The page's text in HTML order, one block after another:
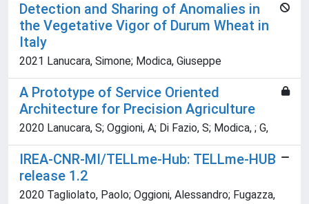
Detection and Sharing of Anomalies in
the Vegetative Vigor of Durum Wheat in
Italy
2021 Lanucara, Simone; Modica, Giuseppe
A Prototype of Service Oriented
Architecture for Precision Agriculture
2020 Lanucara, S; Oggioni, A; Di Fazio, S; Modica, ; G,
IREA-CNR-MI/TELLme-Hub: TELLme-HUB
release 1.2
2020 Tagliolato, Paolo; Oggioni, Alessandro; Fugazza,